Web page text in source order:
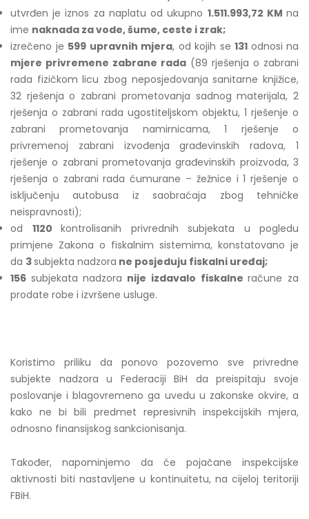
utvrđen je iznos za naplatu od ukupno 1.511.993,72 KMna
ime naknada za vode, šume, ceste i zrak;
izrečeno je 599 upravnih mjera, od kojih se 131 odnosi na
mjere privremene zabrane rada (89 rješenja o zabrani
rada fizičkom licu zbog neposjedovanja sanitarne knjižice,
32 rješenja o zabrani prometovanja sadnog materijala, 2
rješenja o zabrani rada ugostiteljskom objektu, 1 rješenje o
zabrani prometovanja namirnicama, 1 rješenje o
privremenoj zabrani izvođenja građevinskih radova, 1
rješenje o zabrani prometovanja građevinskih proizvoda, 3
rješenja o zabrani rada ćumurane – žežnice i 1 rješenje o
isključenju autobusa iz saobraćaja zbog tehničke
neispravnosti);
od 1120 kontrolisanih privrednih subjekata u pogledu
primjene Zakona o fiskalnim sistemima, konstatovano je
da 3subjekta nadzora ne posjeduju fiskalni uređaj;
156 subjekata nadzora nije izdavalo fiskalneračune za
prodate robe i izvršene usluge.
Koristimo priliku da ponovo pozovemo sve privredne
subjekte nadzora u Federaciji BiH da preispitaju svoje
poslovanje i blagovremeno ga uvedu u zakonske okvire, a
kako ne bi bili predmet represivnih inspekcijskih mjera,
odnosno finansijskog sankcionisanja.
Također, napominjemo da će pojačane inspekcijske
aktivnosti biti nastavljene u kontinuitetu, na cijeloj teritoriji
FBiH.